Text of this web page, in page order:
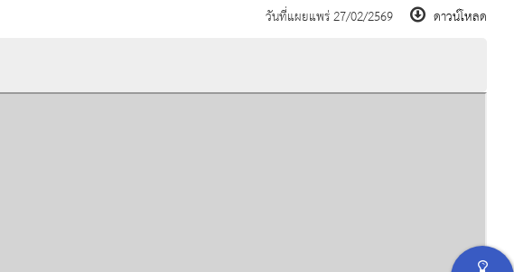
วันที่แผยแพร่ 27/02/2569 ดาวน์โหลด